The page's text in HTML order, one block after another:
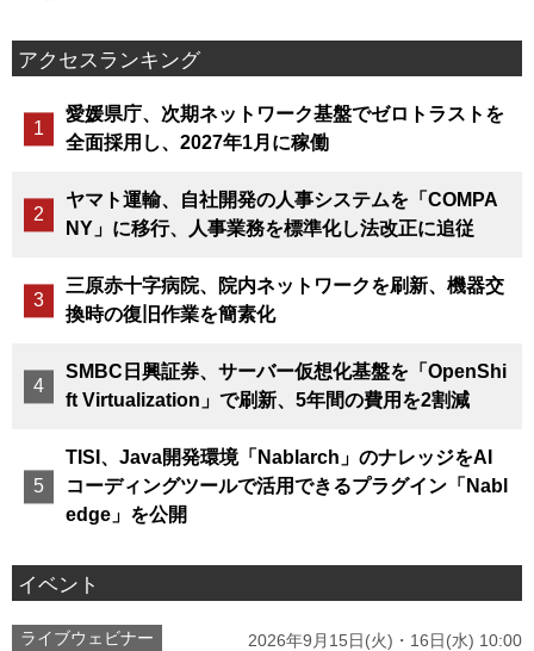
アクセスランキング
愛媛県庁、次期ネットワーク基盤でゼロトラストを
全面採用し、2027年1月に稼働
ヤマト運輸、自社開発の人事システムを「COMPA
NY」に移行、人事業務を標準化し法改正に追従
三原赤十字病院、院内ネットワークを刷新、機器交
換時の復旧作業を簡素化
SMBC日興証券、サーバー仮想化基盤を「OpenShi
ft Virtualization」で刷新、5年間の費用を2割減
TISI、Java開発環境「Nablarch」のナレッジをAI
コーディングツールで活用できるプラグイン「Nabl
edge」を公開
イベント
ライブウェビナー 2026年9月15日(火)・16日(水) 10:00